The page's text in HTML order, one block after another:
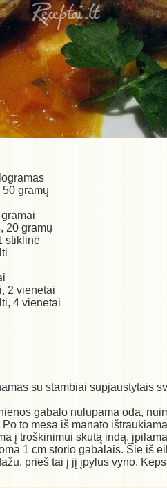
50 gramų
, 20 gramų
stiklinė
2 vienetai
4 vienetai
su stambiai supjaustytais
gabalo nulupama oda,
to mėsa iš manato
į troškinimui skutą indą,
1 cm storio gabalais. Šie iš
prieš tai į jį įpylus vyno.